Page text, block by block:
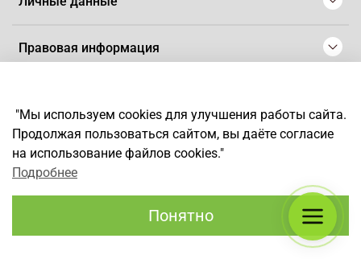
Правовая информация
*Любое использование контента без письменного разрешения
запрещено
"Мы используем cookies для улучшения работы сайта.
Продолжая пользоваться сайтом, вы даёте согласие
на использование файлов cookies."
Подробнее
Понятно